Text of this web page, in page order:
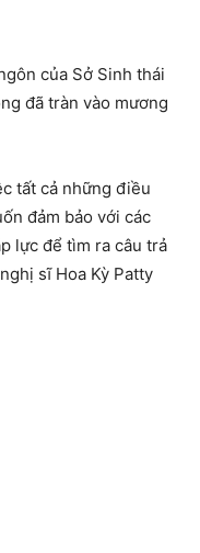
của Sở Sinh thái
đã tràn vào mương
tất cả những điều
đảm bảo với các
lực để tìm ra câu trả
sĩ Hoa Kỳ Patty